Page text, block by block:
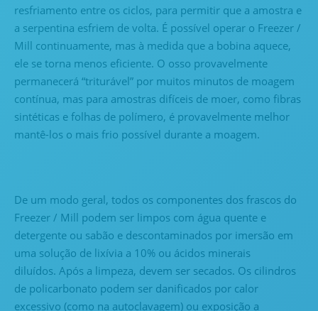
resfriamento entre os ciclos, para permitir que a amostra e
a serpentina esfriem de volta. É possível operar o Freezer /
Mill continuamente, mas à medida que a bobina aquece,
ele se torna menos eficiente. O osso provavelmente
permanecerá “triturável” por muitos minutos de moagem
contínua, mas para amostras difíceis de moer, como fibras
sintéticas e folhas de polímero, é provavelmente melhor
mantê-los o mais frio possível durante a moagem.
De um modo geral, todos os componentes dos frascos do
Freezer / Mill podem ser limpos com água quente e
detergente ou sabão e descontaminados por imersão em
uma solução de lixívia a 10% ou ácidos minerais
diluídos. Após a limpeza, devem ser secados. Os cilindros
de policarbonato podem ser danificados por calor
excessivo (como na autoclavagem) ou exposição a